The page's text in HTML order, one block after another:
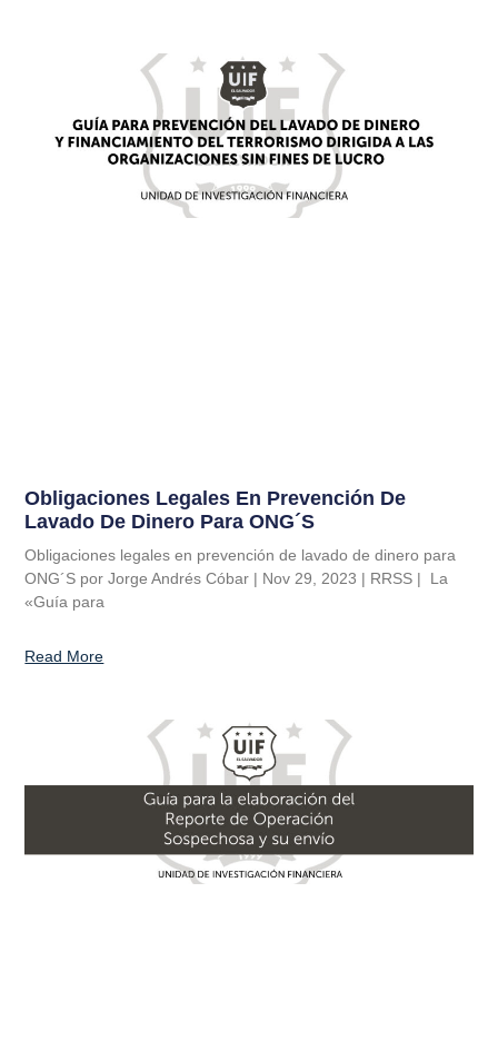
Obligaciones Legales En Prevención De
Lavado De Dinero Para ONG´S
Obligaciones legales en prevención de lavado de dinero para
ONG´S por Jorge Andrés Cóbar | Nov 29, 2023 | RRSS | La
«Guía para
Read More